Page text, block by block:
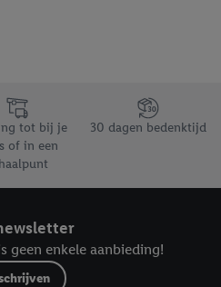
USPs van Lidl.be
tot bij je
of in een
30 dagen bedenktijd
geen enkele aanbieding!